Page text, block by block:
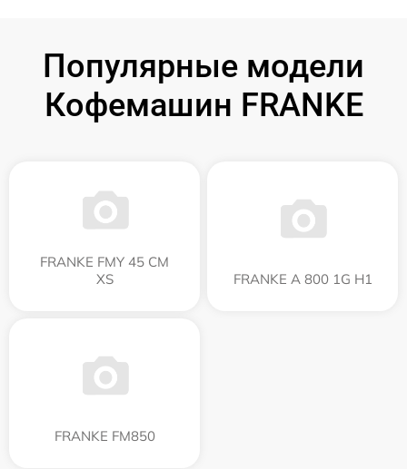
Популярные модели
Кофемашин FRANKE
FRANKE FMY 45 CM
XS
FRANKE A 800 1G H1
FRANKE FM850